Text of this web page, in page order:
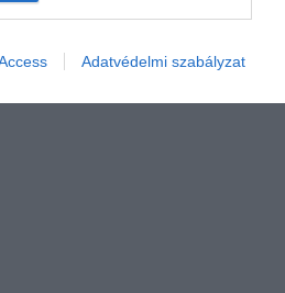
Adatvédelmi szabályzat
amelyek óvják egészségünket és